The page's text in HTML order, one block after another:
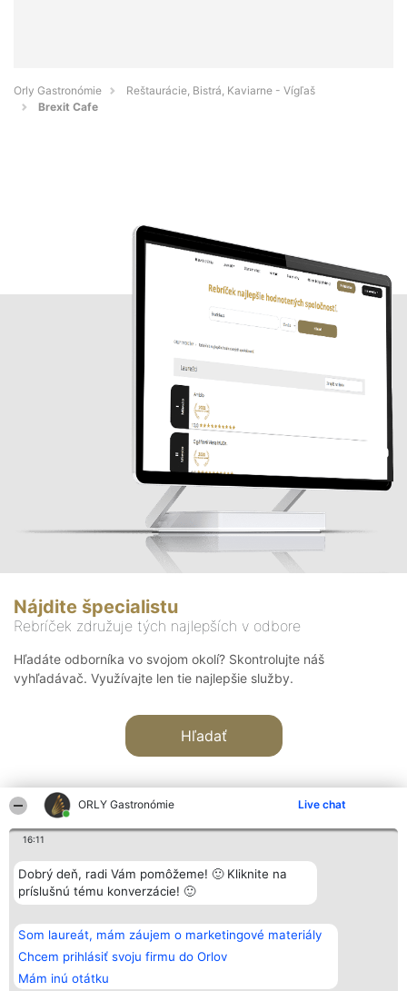
ORLY Gastronómie Live chat
16:11
Dobrý deň, radi Vám pomôžeme! 🙂 Kliknite na
príslušnú tému konverzácie! 🙂
Som laureát, mám záujem o marketingové materiály
Chcem prihlásiť svoju firmu do Orlov
Mám inú otátku
Orly Gastronómie
Reštaurácie, Bistrá, Kaviarne - Vígľaš
Brexit Cafe
Nájdite špecialistu
Rebríček združuje tých najlepších v odbore
Hľadáte odborníka vo svojom okolí? Skontrolujte náš
vyhľadávač. Využívajte len tie najlepšie služby.
Hľadať
Organizátor hodnotenia
Bright Side Solutions sp. z o.
o. sp. k.
Wrocław 50-079
KRS 0000749100 | Regon
381313360 | NIP 8943132676
+48 508 492 400
Hodnotenie
Laureáti
Lista
Laureatów
Podmienky
Obchodné
podmienky
Kontakt
Kontakt